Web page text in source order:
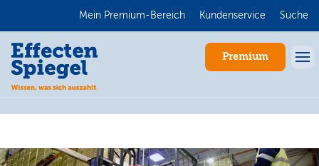
Mein Premium-Bereich Kundenservice Suche
Premium